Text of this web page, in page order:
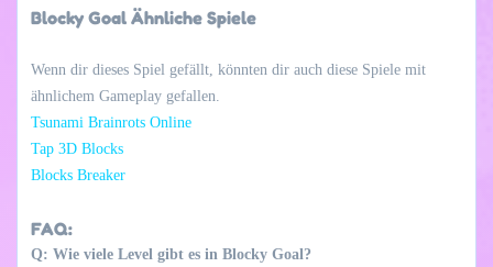
Blocky Goal Ähnliche Spiele
Wenn dir dieses Spiel gefällt, könnten dir auch diese Spiele mit
ähnlichem Gameplay gefallen.
Tsunami Brainrots Online
Tap 3D Blocks
Blocks Breaker
FAQ:
Q: Wie viele Level gibt es in Blocky Goal?